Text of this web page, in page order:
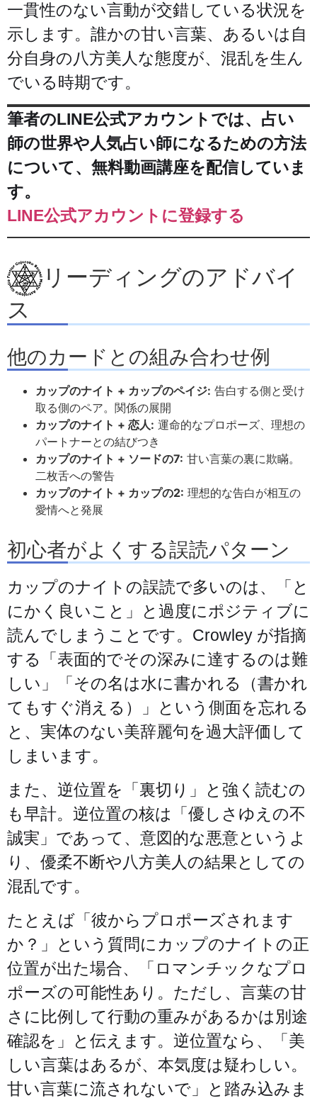
一貫性のない言動が交錯している状況を
示します。誰かの甘い言葉、あるいは自
分自身の八方美人な態度が、混乱を生ん
でいる時期です。
筆者のLINE公式アカウントでは、占い
師の世界や人気占い師になるための方法
について、無料動画講座を配信していま
す。
LINE公式アカウントに登録する
リーディングのアドバイ
ス
他のカードとの組み合わせ例
カップのナイト + カップのペイジ: 告白する側と受け
取る側のペア。関係の展開
カップのナイト + 恋人: 運命的なプロポーズ、理想の
パートナーとの結びつき
カップのナイト + ソードの7: 甘い言葉の裏に欺瞞。
二枚舌への警告
カップのナイト + カップの2: 理想的な告白が相互の
愛情へと発展
初心者がよくする誤読パターン
カップのナイトの誤読で多いのは、「と
にかく良いこと」と過度にポジティブに
読んでしまうことです。Crowley が指摘
する「表面的でその深みに達するのは難
しい」「その名は水に書かれる（書かれ
てもすぐ消える）」という側面を忘れる
と、実体のない美辞麗句を過大評価して
しまいます。
また、逆位置を「裏切り」と強く読むの
も早計。逆位置の核は「優しさゆえの不
誠実」であって、意図的な悪意というよ
り、優柔不断や八方美人の結果としての
混乱です。
たとえば「彼からプロポーズされます
か？」という質問にカップのナイトの正
位置が出た場合、「ロマンチックなプロ
ポーズの可能性あり。ただし、言葉の甘
さに比例して行動の重みがあるかは別途
確認を」と伝えます。逆位置なら、「美
しい言葉はあるが、本気度は疑わしい。
甘い言葉に流されないで」と踏み込みま